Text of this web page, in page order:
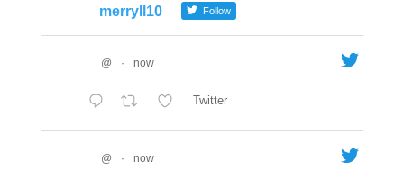
merryll10 Follow
@ · now
Twitter
@ · now